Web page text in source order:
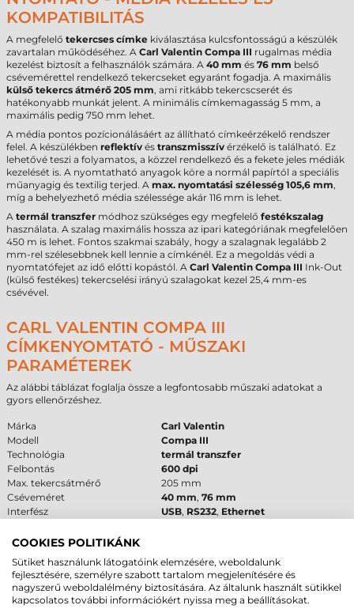
KOMPATIBILITÁS
A megfelelő tekercses címke kiválasztása kulcsfontosságú a készülék
zavartalan működéséhez. A Carl Valentin Compa III rugalmas média
kezelést biztosít a felhasználók számára. A 40 mm és 76 mm belső
csévemérettel rendelkező tekercseket egyaránt fogadja. A maximális
külső tekercs átmérő 205 mm, ami ritkább tekercscserét és
hatékonyabb munkát jelent. A minimális címkemagasság 5 mm, a
maximális pedig 750 mm lehet.
A média pontos pozícionálásáért az állítható címkeérzékelő rendszer
felel. A készülékben reflektív és transzmisszív érzékelő is található. Ez
lehetővé teszi a folyamatos, a közzel rendelkező és a fekete jeles médiák
kezelését is. A nyomtatható anyagok köre a normál papírtól a speciális
műanyagig és textilig terjed. A max. nyomtatási szélesség 105,6 mm,
míg a behelyezhető média szélessége akár 116 mm is lehet.
A termál transzfer módhoz szükséges egy megfelelő festékszalag
használata. A szalag maximális hossza az ipari kategóriának megfelelően
450 m is lehet. Fontos szakmai szabály, hogy a szalagnak legalább 2
mm-rel szélesebbnek kell lennie a címkénél. Ez a megoldás védi a
nyomtatófejet az idő előtti kopástól. A Carl Valentin Compa III Ink-Out
(külső festékes) tekercselési irányú szalagokat kezel 25,4 mm-es
csévével.
CARL VALENTIN COMPA III
CÍMKENYOMTATÓ - MŰSZAKI
PARAMÉTEREK
Az alábbi táblázat foglalja össze a legfontosabb műszaki adatokat a
gyors ellenőrzéshez.
Márka
Carl Valentin
Modell
Compa III
Technológia
termál transzfer
Felbontás
600 dpi
Max. tekercsátmérő
205 mm
Cséveméret
40 mm, 76 mm
Interfész
USB, RS232, Ethernet
FELHASZNÁLÁSI TERÜLETEK ÉS „MIKOR
NEM EZ A MEGFELELŐ VÁLASZTÁS?”
ACarl Valentin Compa IIIelsősorban nagyüzemi környezetbe készült,
COOKIES POLITIKÁNK
Sütiket használunk látogatóink elemzésére, weboldalunk
fejlesztésére, személyre szabott tartalom megjelenítésére és
nagyszerű weboldalélmény biztosítására. Az általunk használt sütikkel
kapcsolatos további információkért nyissa meg a beállításokat.